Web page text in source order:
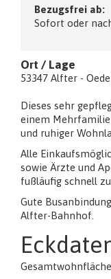
Bezugsfrei ab:
Sofort oder
Ort / Lage
53347 Alfter -
Dieses sehr
einem
und ruhiger
Alle
sowie Ärzte und
fußläufig schnell
Gute
Alfter-Bahnhof.
Gesamtwohnfläche